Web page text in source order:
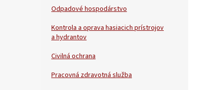
Odpadové hospodárstvo
Kontrola a oprava hasiacich prístrojov
a hydrantov
Civilná ochrana
Pracovná zdravotná služba